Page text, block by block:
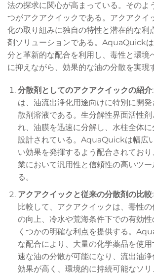
法の探求に関心が高まっている。そのよ
つがアクアクイックである。アクアクイ
化の取り組みに独自の特性と潜在的な利
剤ソリューションである。AquaQuick
分と革新的な配合を利用し、毒性と環境
に抑えながら、効果的な油の分散を実現
分散剤としてのアクアクイックの紹介
は、油流出浄化用途向けに特別に開
散剤溶液である。生分解性界面活性剤
れ、油膜を迅速に分解し、水柱全体に
設計されている。AquaQuickは幅広
い効果を発揮するよう配合されてお
業において汎用性と信頼性の高いツ
る。
アクアクイックと従来の分散剤の比較
比較して、アクアクイックは、毒性
の向上、冷水や荒海条件下での有効
くつかの明確な利点を提供する。
な配合により、大量の化学薬品を使
速な油の分散が可能になり、流出油
効果が高く、環境的に持続可能なソ